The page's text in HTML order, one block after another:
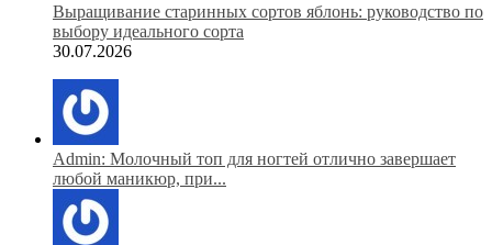
Выращивание старинных сортов яблонь: руководство по
выбору идеального сорта
30.07.2026
Admin: Молочный топ для ногтей отлично завершает
любой маникюр, при...